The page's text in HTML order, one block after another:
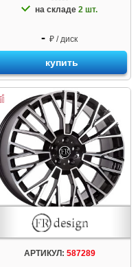
на складе 2 шт.
- ₽ / диск
купить
АРТИКУЛ: 587289